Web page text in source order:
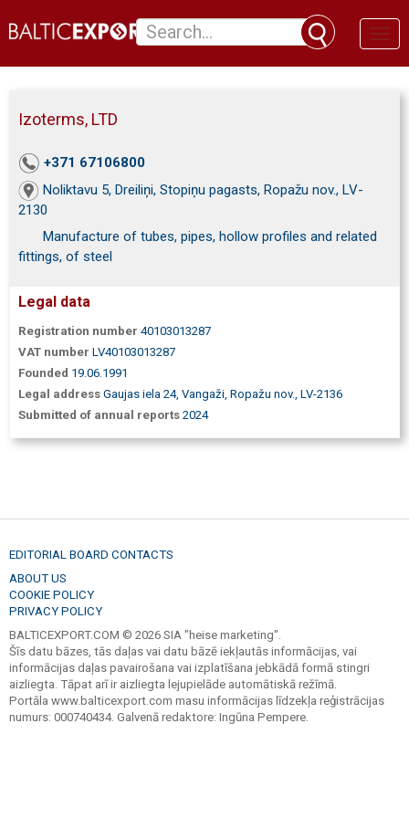
Izoterms, LTD
+371 67106800
Noliktavu 5, Dreiliņi, Stopiņu pagasts, Ropažu nov., LV-
2130
Manufacture of tubes, pipes, hollow profiles and related
fittings, of steel
Legal data
Registration number 40103013287
VAT number LV40103013287
Founded 19.06.1991
Legal address Gaujas iela 24, Vangaži, Ropažu nov., LV-2136
Submitted of annual reports 2024
EDITORIAL BOARD CONTACTS
ABOUT US
COOKIE POLICY
PRIVACY POLICY
BALTICEXPORT.COM © 2026 SIA "heise marketing".
Šīs datu bāzes, tās daļas vai datu bāzē iekļautās informācijas, vai
informācijas daļas pavairošana vai izplatīšana jebkādā formā stingri
aizliegta. Tāpat arī ir aizliegta lejupielāde automātiskā režīmā.
Portāla www.balticexport.com masu informācijas līdzekļa reģistrācijas
numurs: 000740434. Galvenā redaktore: Ingūna Pempere.